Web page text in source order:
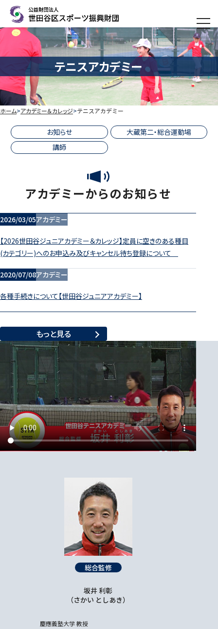
メ
テニスアカデミー
ホーム アカデミー＆カレッジ テニスアカデミー
お知らせ
大蔵第二・総合運動場
講師
アカデミーからのお知らせ
2026/03/05アカデミー
【2026世田谷ジュニアカデミー＆カレッジ】定員に空きのある種目
(カテゴリー)へのお申込み及びキャンセル待ち登録について
2020/07/08アカデミー
各種手続きについて【世田谷ジュニアアカデミー】
もっと見る
総合監修
坂井 利彰
（さかい としあき）
慶應義塾大学 教授